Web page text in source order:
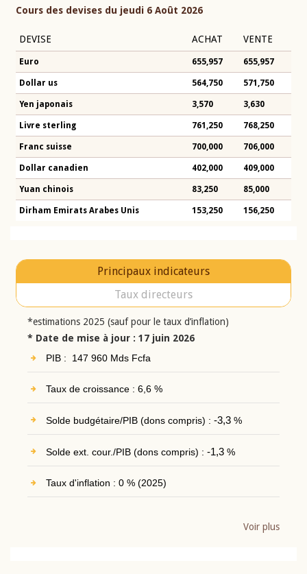
Cours des devises du jeudi 6 Août 2026
DEVISE ACHAT VENTE
Euro 655,957 655,957
Dollar us 564,750 571,750
Yen japonais 3,570 3,630
Livre sterling 761,250 768,250
Franc suisse 700,000 706,000
Dollar canadien 402,000 409,000
Yuan chinois 83,250 85,000
Dirham Emirats Arabes Unis 153,250 156,250
Principaux indicateurs
Taux directeurs
*estimations 2025 (sauf pour le taux d’inflation)
* Date de mise à jour : 17 juin 2026
PIB : 147 960 Mds Fcfa
Taux de croissance : 6,6 %
Solde budgétaire/PIB (dons compris) : -3,3%
Solde ext. cour./PIB (dons compris) : -1,3%
Taux d'inflation : 0 % (2025)
Voir plus